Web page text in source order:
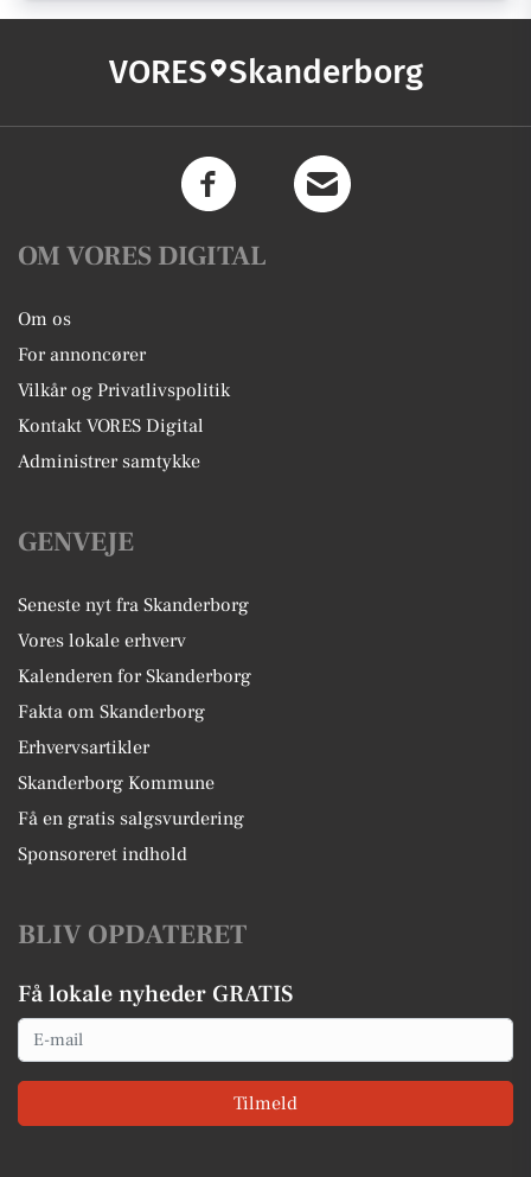
VORES Skanderborg
OM VORES DIGITAL
Om os
For annoncører
Vilkår og Privatlivspolitik
Kontakt VORES Digital
Administrer samtykke
GENVEJE
Seneste nyt fra Skanderborg
Vores lokale erhverv
Kalenderen for Skanderborg
Fakta om Skanderborg
Erhvervsartikler
Skanderborg Kommune
Få en gratis salgsvurdering
Sponsoreret indhold
BLIV OPDATERET
Få lokale nyheder GRATIS
Email
Tilmeld